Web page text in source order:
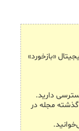
«بازخورد»
دارید.
مجله در